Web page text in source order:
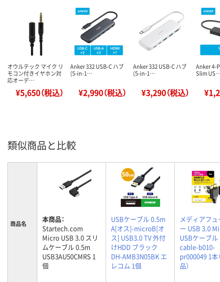
オウルテック マイク リ
モコン付きイヤホン対
応オーデ…
¥5,650（税込）
Anker 332 USB-C ハブ
(5-in-1…
¥2,990（税込）
Anker 332 USB-C ハブ
(5-in-1…
¥3,290（税込）
Anker 4-
Slim
類似商品と比較
商品名
本商品：
Startech.com
Micro USB 3.0 スリ
ムケーブル 0.5m
USB3AU50CMRS 1
個
USBケーブル 0.5m
A[オス]-microB[オ
ス] USB3.0 TV 外付
けHDD ブラック
DH-AMB3N05BK エ
レコム 1個
メディアフ
ー USB 3.0
USBケーブ
cable-b010-
pr000049 1本
品）